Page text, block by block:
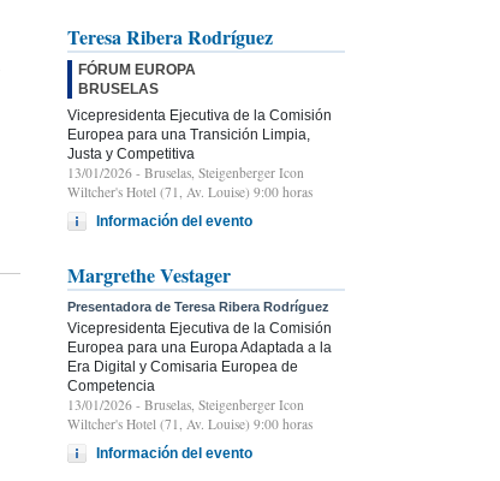
Teresa Ribera Rodríguez
FÓRUM EUROPA
BRUSELAS
Vicepresidenta Ejecutiva de la Comisión
Europea para una Transición Limpia,
Justa y Competitiva
13/01/2026 - Bruselas, Steigenberger Icon
Wiltcher's Hotel (71, Av. Louise) 9:00 horas
Información del evento
Margrethe Vestager
Presentadora de Teresa Ribera Rodríguez
Vicepresidenta Ejecutiva de la Comisión
Europea para una Europa Adaptada a la
Era Digital y Comisaria Europea de
Competencia
13/01/2026 - Bruselas, Steigenberger Icon
Wiltcher's Hotel (71, Av. Louise) 9:00 horas
Información del evento